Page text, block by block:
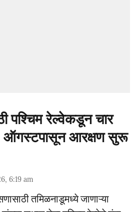
पश्चिम रेल्वेकडून चार
ऑगस्टपासून आरक्षण सुरू
6:19 am
तमिळनाडूमध्ये जाणाऱ्या